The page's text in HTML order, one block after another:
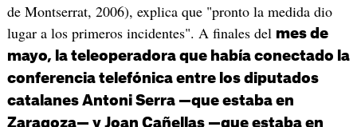
de Montserrat, 2006), explica que "pronto la medida dio
lugar a los primeros incidentes". A finales del mes de
mayo, la teleoperadora que había conectado la
conferencia telefónica entre los diputados
catalanes Antoni Serra —que estaba en
Zaragoza— y Joan Cañellas —que estaba en